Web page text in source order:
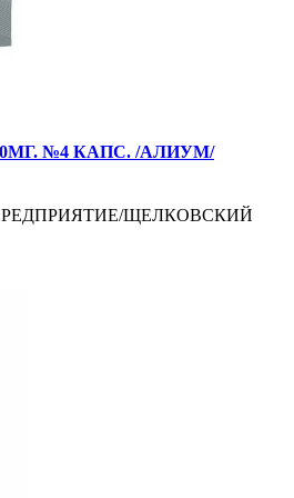
№4 КАПС. /АЛИУМ/
ЩЕЛКОВСКИЙ